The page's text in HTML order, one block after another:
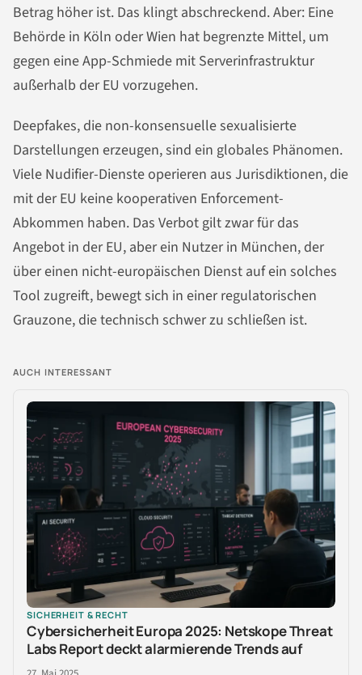
Betrag höher ist. Das klingt abschreckend. Aber: Eine
Behörde in Köln oder Wien hat begrenzte Mittel, um
gegen eine App-Schmiede mit Serverinfrastruktur
außerhalb der EU vorzugehen.
Deepfakes, die non-konsensuelle sexualisierte
Darstellungen erzeugen, sind ein globales Phänomen.
Viele Nudifier-Dienste operieren aus Jurisdiktionen, die
mit der EU keine kooperativen Enforcement-
Abkommen haben. Das Verbot gilt zwar für das
Angebot in der EU, aber ein Nutzer in München, der
über einen nicht-europäischen Dienst auf ein solches
Tool zugreift, bewegt sich in einer regulatorischen
Grauzone, die technisch schwer zu schließen ist.
AUCH INTERESSANT
SICHERHEIT & RECHT
Cybersicherheit Europa 2025: Netskope Threat
Labs Report deckt alarmierende Trends auf